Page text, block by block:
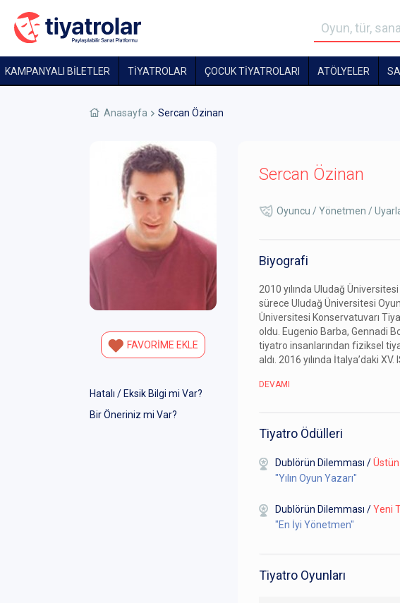
KAMPANYALI BİLETLER TİYATROLAR ÇOCUK TIYATROLARI ATÖLYELER
Anasayfa Sercan Özinan
FAVORİME EKLE
Hatalı / Eksik Bilgi mi Var?
Bir Öneriniz mi Var?
Sercan Özinan
Oyuncu / Yönetmen /
Biyografi
2010 yılında Uludağ
sürece Uludağ Üniversitesi
Üniversitesi Konservatuvarı
oldu. Eugenio Barba, Gennadi
tiyatro insanlarından fiziksel
aldı. 2016 yılında İtalya’daki
DEVAMI
Tiyatro Ödülleri
Dublörün Dilemması /
"Yılın Oyun Yazarı"
Dublörün Dilemması /Yeni
"En İyi Yönetmen"
Tiyatro Oyunları